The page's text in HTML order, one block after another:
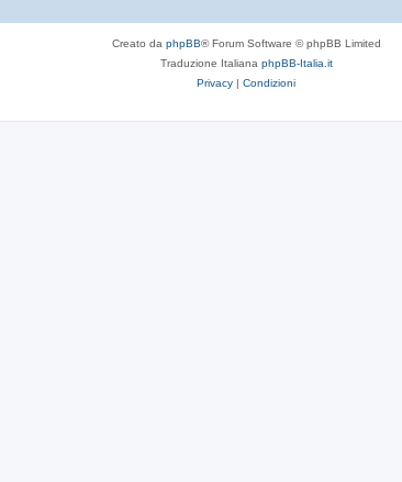
Creato da phpBB® Forum Software © phpBB Limited
Traduzione Italiana phpBB-Italia.it
Privacy | Condizioni